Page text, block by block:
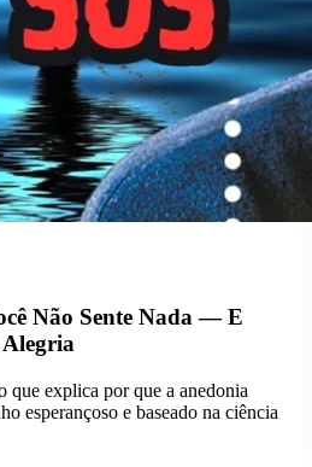
Não Sente Nada — E
que explica por que a anedonia
esperançoso e baseado na ciência